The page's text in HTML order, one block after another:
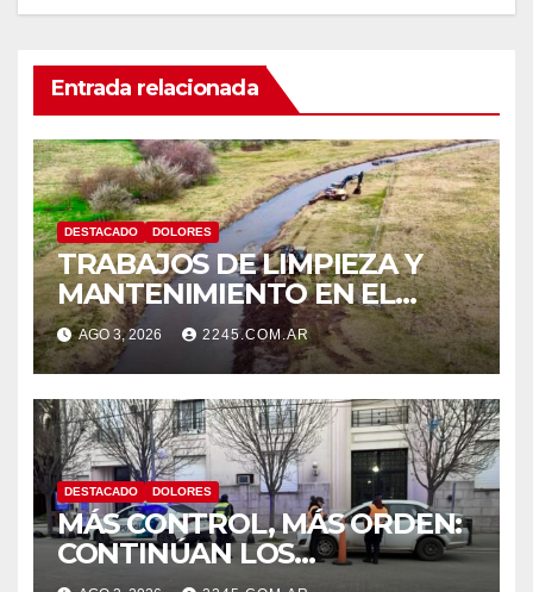
Entrada relacionada
DESTACADO DOLORES
TRABAJOS DE LIMPIEZA Y
MANTENIMIENTO EN EL
CANAL LA PICASA
AGO 3, 2026 2245.COM.AR
DESTACADO DOLORES
MÁS CONTROL, MÁS ORDEN:
CONTINÚAN LOS
OPERATIVOS PREVENTIVOS